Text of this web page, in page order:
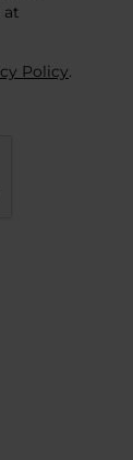
at
Policy.